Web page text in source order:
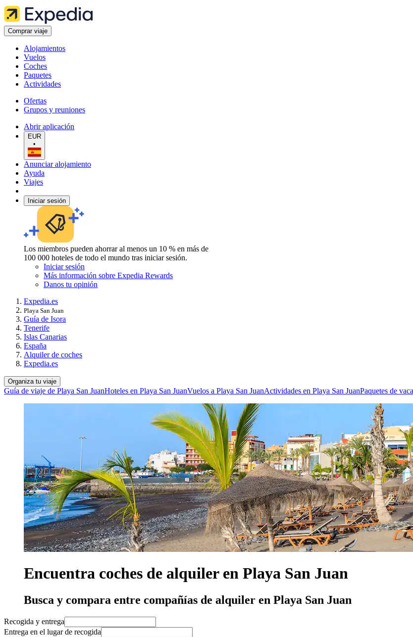
Comprar viaje
Alojamientos
Vuelos
Coches
Paquetes
Actividades
Ofertas
Grupos y reuniones
Abrir aplicación
EUR
•
Anunciar alojamiento
Ayuda
Viajes
Iniciar sesión
Los miembros pueden ahorrar al menos un 10 % en más de
100 000 hoteles de todo el mundo tras iniciar sesión.
Iniciar sesión
Más información sobre Expedia Rewards
Danos tu opinión
Expedia.es
Playa San Juan
Guía de Isora
Tenerife
Islas Canarias
España
Alquiler de coches
Expedia.es
Organiza tu viaje
Guía de viaje de Playa San JuanHoteles en Playa San JuanVuelos a Playa San JuanActividades en Playa San JuanPaquetes de
Encuentra coches de alquiler en Playa San Juan
Busca y compara entre compañías de alquiler en Playa San Juan
Recogida y entrega
Entrega en el lugar de recogida